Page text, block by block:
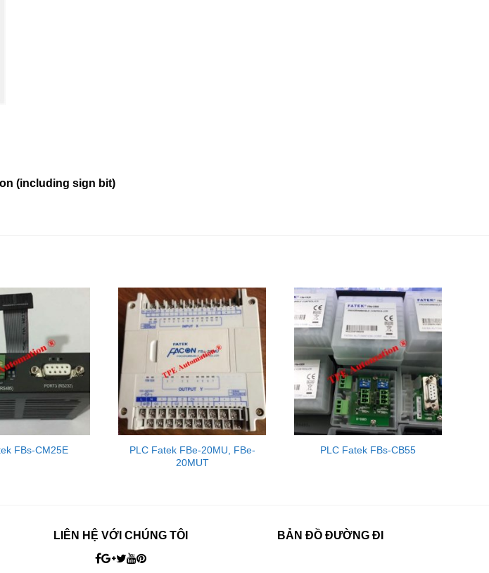
(including sign bit)
FBs-CM25E
PLC Fatek FBe-20MU, FBe-
20MUT
PLC Fatek FBs-CB55
LIÊN HỆ VỚI CHÚNG TÔI BẢN ĐỒ ĐƯỜNG ĐI